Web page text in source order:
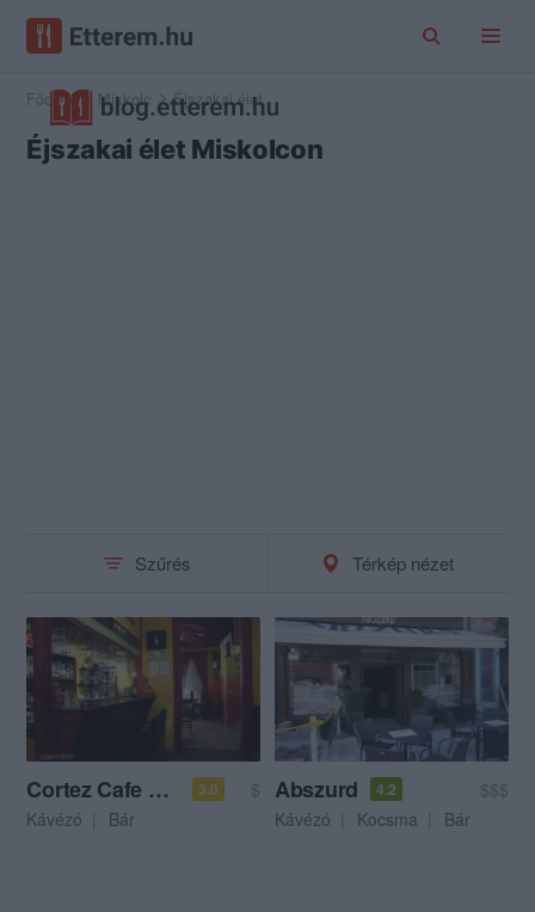
Főoldal Miskolc Éjszakai élet
Éjszakai élet Miskolcon
Szűrés Térkép nézet
Cortez Cafe and Bar 3.0
$
Kávézó
Bár
Abszurd 4.2
$$$
Kávézó
Kocsma Bár